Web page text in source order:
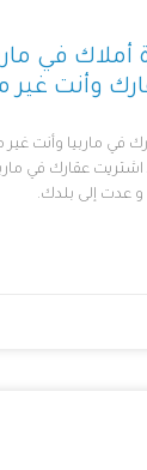
أملاك في
وأنت غير
في ماربيا وأنت غير
اشتريت عقارك في
و عدت إلى بلدك.